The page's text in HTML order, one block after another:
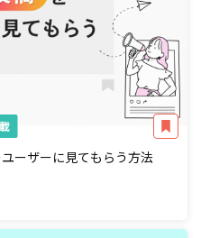
ーザーに見てもらう方法